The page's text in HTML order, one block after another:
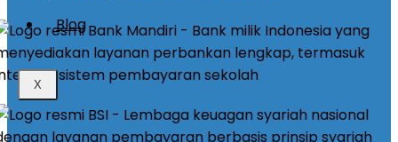
Blog
X